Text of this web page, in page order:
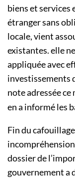
biens et services
étranger sans
locale, vient
existantes. elle
appliquée avec
investissements
note adressée ce
en a informé les
Fin du cafouillage
dossier de
gouvernement a